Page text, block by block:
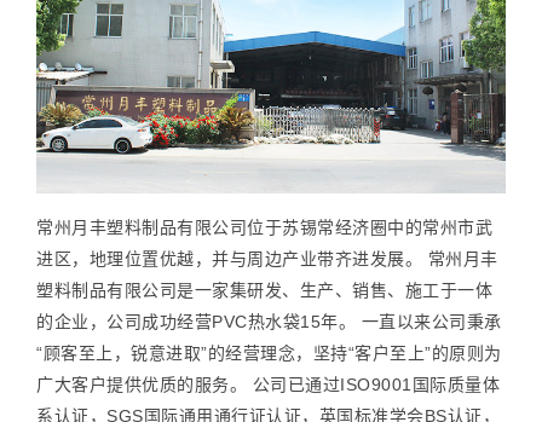
常州月丰塑料制品有限公司位于苏锡常经济圈中的常州市武
进区，地理位置优越，并与周边产业带齐进发展。 常州月丰
塑料制品有限公司是一家集研发、生产、销售、施工于一体
的企业，公司成功经营PVC热水袋15年。 一直以来公司秉承
“顾客至上，锐意进取”的经营理念，坚持“客户至上”的原则为
广大客户提供优质的服务。 公司已通过ISO9001国际质量体
系认证，SGS国际通用通行证认证，英国标准学会BS认证，